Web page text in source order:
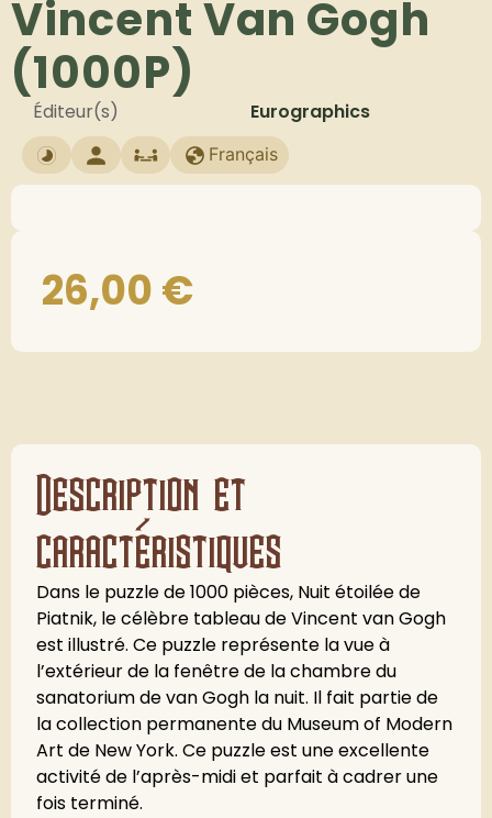
Vincent Van Gogh
(1000P)
Éditeur(s) Eurographics
Français
26,00€
Description et
caractéristiques
Dans le puzzle de 1000 pièces, Nuit étoilée de
Piatnik, le célèbre tableau de Vincent van Gogh
est illustré. Ce puzzle représente la vue à
l’extérieur de la fenêtre de la chambre du
sanatorium de van Gogh la nuit. Il fait partie de
la collection permanente du Museum of Modern
Art de New York. Ce puzzle est une excellente
activité de l’après-midi et parfait à cadrer une
fois terminé.